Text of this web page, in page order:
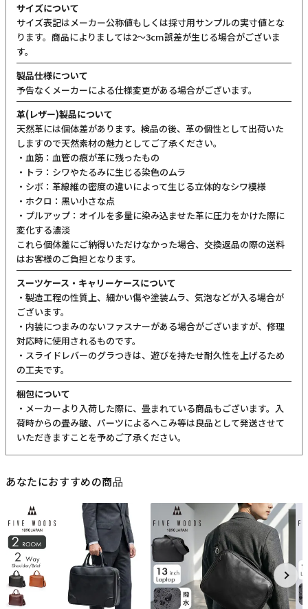
サイズについて
サイズ表記はメーカー公称値もしくは採寸用サンプルの実寸値とな
ります。商品によりましては2〜3cm誤差が生じる場合がございま
す。
製品仕様について
予告なくメーカーによる仕様変更がある場合がございます。
革(レザー)製品について
天然革には個体差があります。検品の後、革の個性として出荷いた
しますので天然素材の魅力としてご了承ください。
・血筋：血管の痕が革に残ったもの
・トラ：シワやたるみに生じる染色のムラ
・シボ：革線維の密度の違いによって生じる立体的なシワ模様
・ホクロ：黒い小さな点
・プルアップ：オイルを多量に染み込ませた革に圧力をかけた際に
変化する濃淡
これら個体差にご納得いただけなかった場合、交換返品の際の送料
はお客様のご負担となります。
スーツケース・キャリーケースについて
・製造工程の性質上、細かい傷や塗装ムラ、気泡などが入る場合が
ございます。
・内装につまみのないファスナーがある場合がございますが、修理
対応時に使用されるものです。
・スライドレバーのグラつきは、遊びを持たせ耐久性を上げるため
の工夫です。
梱包について
・メーカーより入荷した際に、畳まれている商品もございます。入
荷時からの畳み皺、パーツによるへこみ等は良品として発送させて
いただきますことを予めご了承ください。
あなたにおすすめの商品